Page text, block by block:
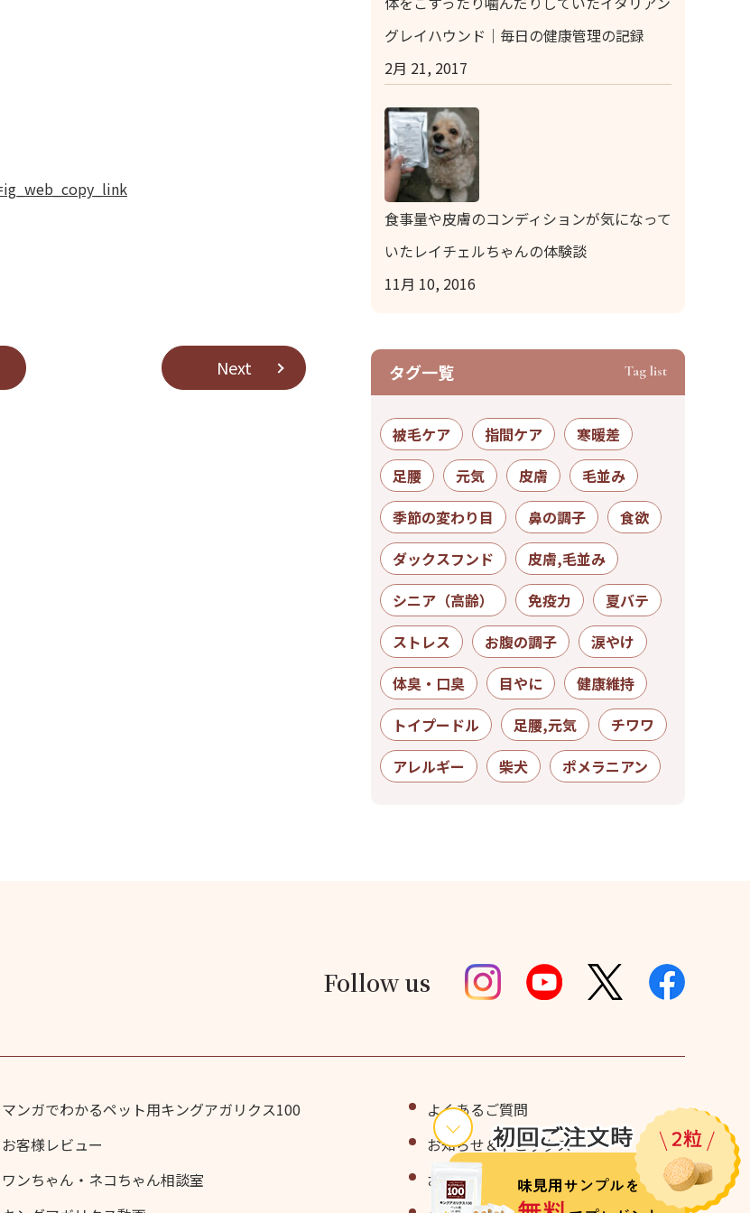
Next
グレイハウンド｜毎日の健康管理の記録
2月 21, 2017
食事量や皮膚のコンディションが気になって
いたレイチェルちゃんの体験談
11月 10, 2016
タグ⼀覧 Tag list
被毛ケア 指間ケア
寒暖差
足腰
元気 皮膚
毛並み
季節の変わり目
鼻の調子
食欲
ダックスフンド
皮膚,毛並み
シニア（高齢）
免疫力
夏バテ
ストレス
お腹の調子
涙やけ
体臭・口臭
目やに
健康維持
トイプードル
足腰,元気
チワワ
アレルギー
柴犬 ポメラニアン
Follow us
マンガでわかるペット用キングアガリクス100
お客様レビュー
ワンちゃん・ネコちゃん相談室
よくあるご質問
お知らせ＆トピックス
お問い合わせ・味見用サンプル請求